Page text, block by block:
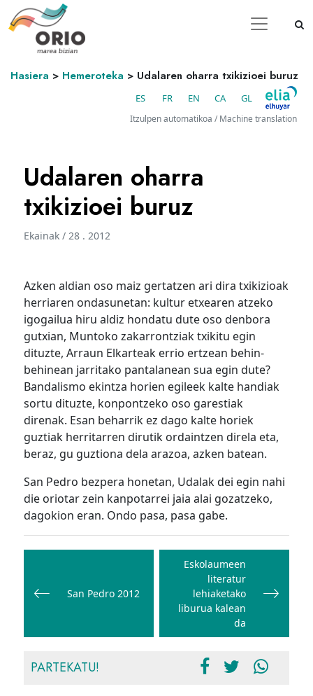
Hasiera > Hemeroteka > Udalaren oharra txikizioei buruz
ES FR EN CA GL
Itzulpen automatikoa / Machine translation
Udalaren oharra
txikizioei buruz
Ekainak / 28 . 2012
Azken aldian oso maiz gertatzen ari dira txikizioak
herriaren ondasunetan: kultur etxearen atzeko
igogailua hiru aldiz hondatu dute oso denbora
gutxian, Muntoko zakarrontziak txikitu egin
dituzte, Arraun Elkarteak errio ertzean behin-
behinean jarritako pantalanean sua egin dute?
Bandalismo ekintza horien egileek kalte handiak
sortu dituzte, konpontzeko oso garestiak
direnak. Esan beharrik ez dago kalte horiek
guztiak herritarren dirutik ordaintzen direla eta,
beraz, gu guztiona dela arazoa, azken batean.
San Pedro bezpera honetan, Udalak dei egin nahi
die oriotar zein kanpotarrei jaia alai gozatzeko,
dagokion eran. Ondo pasa, pasa gabe.
Bidalketetan
nabigatuSan Pedro 2012
Eskolaumeen
literatur
lehiaketako
liburua kalean
da
PARTEKATU!